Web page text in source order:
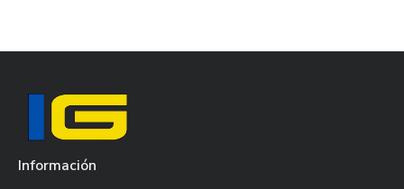
Información